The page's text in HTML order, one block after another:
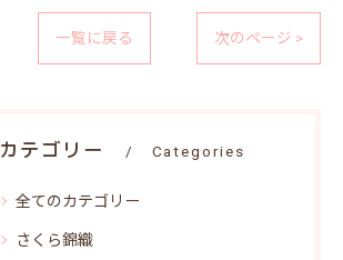
一覧に戻る 次のページ >
カテゴリー Categories
全てのカテゴリー
さくら錦織